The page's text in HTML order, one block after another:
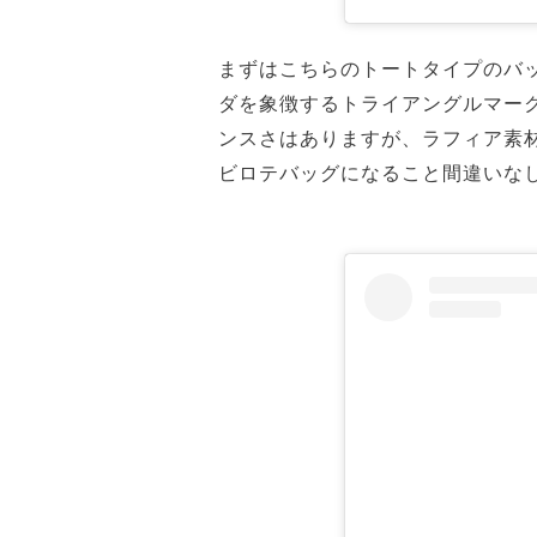
まずはこちらのトートタイプのバ
ダを象徴するトライアングルマー
ンスさはありますが、ラフィア素
ビロテバッグになること間違いな